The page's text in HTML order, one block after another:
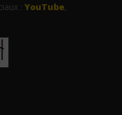
: YouTube,